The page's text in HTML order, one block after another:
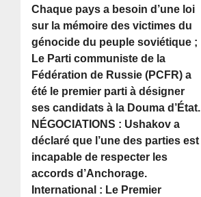
Chaque pays a besoin d’une loi
sur la mémoire des victimes du
génocide du peuple soviétique ;
Le Parti communiste de la
Fédération de Russie (PCFR) a
été le premier parti à désigner
ses candidats à la Douma d’État.
NÉGOCIATIONS : Ushakov a
déclaré que l’une des parties est
incapable de respecter les
accords d’Anchorage.
International : Le Premier